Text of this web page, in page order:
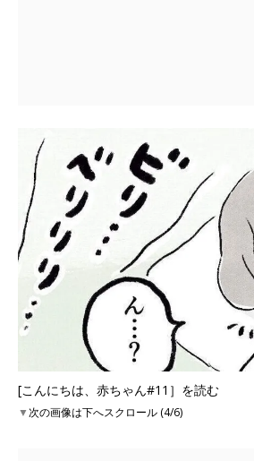
[こんにちは、赤ちゃん#11］を読む
▼次の画像は下へスクロール (4/6)